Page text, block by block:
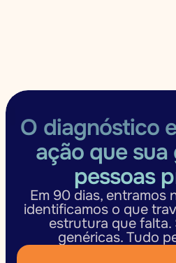
O diagnóstico
ação que
pessoas
Em 90 dias, entramos
identificamos o que
estrutura que falta.
genéricas. Tudo